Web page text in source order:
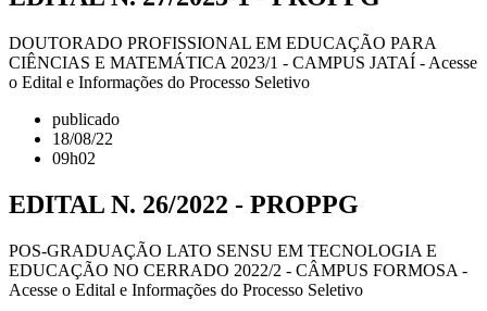
DOUTORADO PROFISSIONAL EM EDUCAÇÃO PARA
CIÊNCIAS E MATEMÁTICA 2023/1 - CAMPUS JATAÍ - Acesse
o Edital e Informações do Processo Seletivo
publicado
18/08/22
09h02
EDITAL N. 26/2022 - PROPPG
POS-GRADUAÇÃO LATO SENSU EM TECNOLOGIA E
EDUCAÇÃO NO CERRADO 2022/2 - CÂMPUS FORMOSA -
Acesse o Edital e Informações do Processo Seletivo